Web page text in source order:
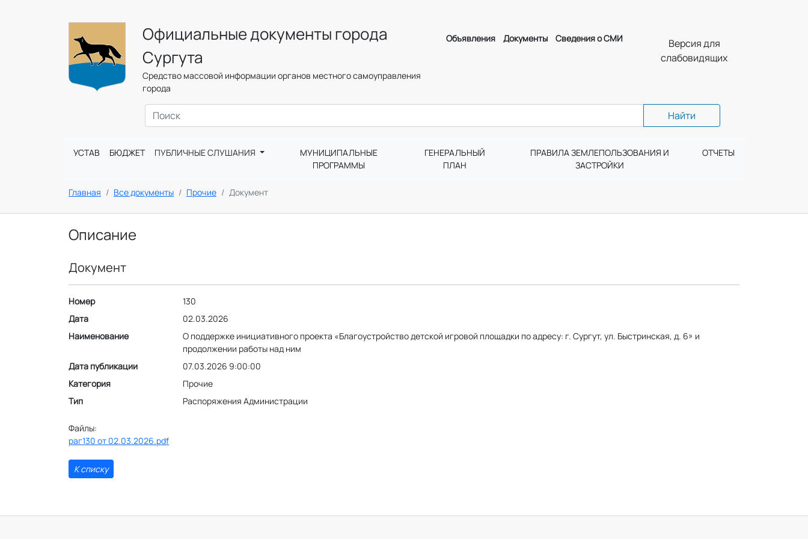
Официальные документы города
Сургута
Средство массовой информации органов местного самоуправления
города
Объявления Документы Сведения о СМИ
Версия для
слабовидящих
Найти
УСТАВ БЮДЖЕТ ПУБЛИЧНЫЕ СЛУШАНИЯ
МУНИЦИПАЛЬНЫЕ
ПРОГРАММЫ
ГЕНЕРАЛЬНЫЙ
ПЛАН
ПРАВИЛА ЗЕМЛЕПОЛЬЗОВАНИЯ И
ЗАСТРОЙКИ
ОТЧЕТЫ
Главная Все документы Прочие Документ
Описание
Документ
Номер
130
Дата
02.03.2026
Наименование
О поддержке инициативного проекта «Благоустройство детской игровой площадки по адресу: г. Сургут, ул. Быстринская, д. 6» и
продолжении работы над ним
Дата публикации
07.03.2026 9:00:00
Категория
Прочие
Тип
Распоряжения Администрации
Файлы:
раг130 от 02.03.2026.pdf
К списку